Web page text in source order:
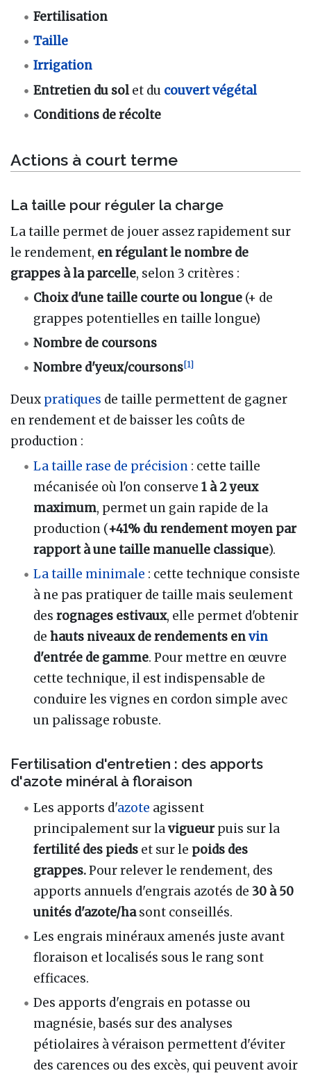
Fertilisation
Taille
Irrigation
Entretien du solet du couvert végétal
Conditions de récolte
Actions à court terme
La taille pour réguler la charge
La taille permet de jouer assez rapidement sur
le rendement, en régulant le nombre de
grappes à la parcelle, selon 3 critères :
Choix d'une taille courte ou longue (+ de
grappes potentielles en taille longue)
Nombre de coursons
Nombre d'yeux/coursons[1]
Deux pratiques de taille permettent de gagner
en rendement et de baisser les coûts de
production :
La taille rase de précision : cette taille
mécanisée où l'on conserve1 à 2 yeux
maximum, permet un gain rapide de la
production (+41% du rendement moyen par
rapport à une taille manuelle classique).
La taille minimale : cette technique consiste
à ne pas pratiquer de taille mais seulement
desrognages estivaux, elle permet d'obtenir
dehauts niveaux de rendements envin
d'entrée de gamme. Pour mettre en œuvre
cette technique, il est indispensable de
conduire les vignes en cordon simple avec
un palissage robuste.
Fertilisation d'entretien : des apports
d'azote minéral à floraison
Les apports d'azote agissent
principalement sur lavigueurpuis sur la
fertilité des pieds et sur le poids des
grappes.Pour relever le rendement, des
apports annuels d'engrais azotés de30 à 50
unités d'azote/hasont conseillés.
Les engrais minéraux amenés juste avant
floraison et localisés sous le rang sont
efficaces.
Des apports d'engrais en potasse ou
magnésie, basés sur des analyses
pétiolaires à véraison permettent d'éviter
des carences ou des excès, qui peuvent avoir